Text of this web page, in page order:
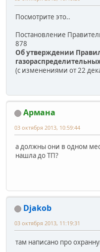
Посмотрите это..
Постановление
878
Об утверждении
(с изменениями от 22
Армана
03 октября 2013, 10:59:44
а должны они в одном
нашла до ТП?
Djakob
03 октября 2013, 11:19:31
там написано про